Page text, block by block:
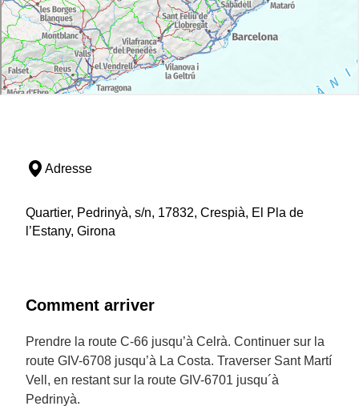
Adresse
Quartier, Pedrinyà, s/n, 17832, Crespià, El Pla de
l’Estany, Girona
Comment arriver
Prendre la route C-66 jusqu’à Celrà. Continuer sur la
route GIV-6708 jusqu’à La Costa. Traverser Sant Martí
Vell, en restant sur la route GIV-6701 jusqu´à
Pedrinyà.